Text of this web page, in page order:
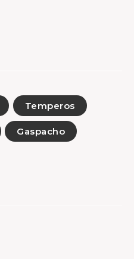
Temperos
Gaspacho